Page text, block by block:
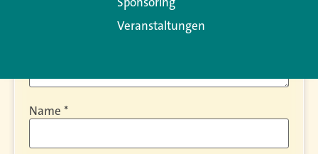
Name *
Veranstaltungen